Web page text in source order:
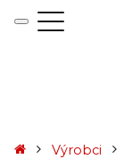
Výrobci